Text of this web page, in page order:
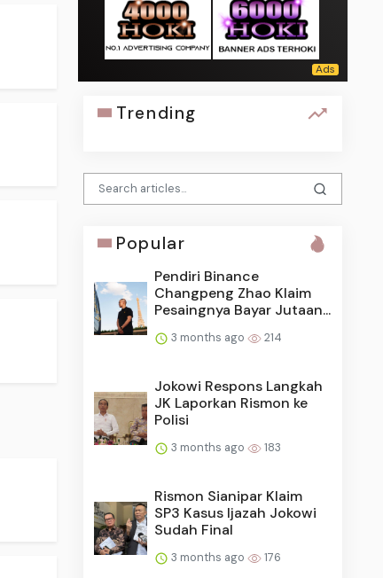
Trending
Popular
Pendiri Binance
Changpeng Zhao Klaim
Pesaingnya Bayar Jutaan...
3 months ago 214
Jokowi Respons Langkah
JK Laporkan Rismon ke
Polisi
3 months ago 183
Rismon Sianipar Klaim
SP3 Kasus Ijazah Jokowi
Sudah Final
3 months ago 176